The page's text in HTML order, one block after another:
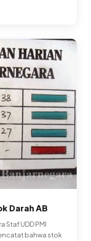
Darah AB
Staf UDD PMI
bahwa stok